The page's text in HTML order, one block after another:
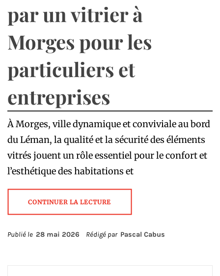
par un vitrier à
Morges pour les
particuliers et
entreprises
À Morges, ville dynamique et conviviale au bord
du Léman, la qualité et la sécurité des éléments
vitrés jouent un rôle essentiel pour le confort et
l’esthétique des habitations et
CONTINUER LA LECTURE
Publié le 28 mai 2026 Rédigé par Pascal Cabus